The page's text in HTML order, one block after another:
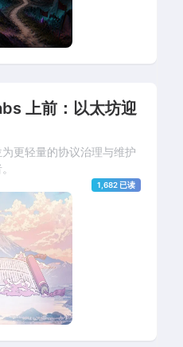
上前：以太坊迎
更轻量的协议治理与维护
1,682 已读